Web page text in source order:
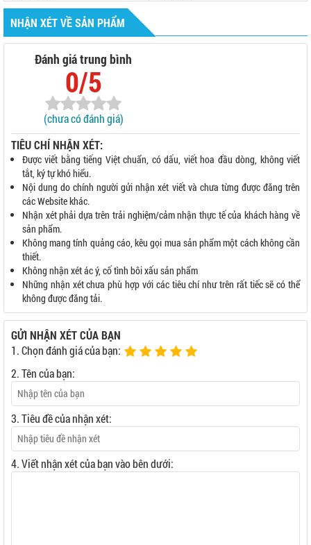
NHẬN XÉT VỀ SẢN PHẨM
Đánh giá trung bình
0/5
(chưa có đánh giá)
TIÊU CHÍ NHẬN XÉT:
Được viết bằng tiếng Việt chuẩn, có dấu, viết hoa đầu dòng, không viết
tắt, ký tự khó hiểu.
Nội dung do chính người gửi nhận xét viết và chưa từng được đăng trên
các Website khác.
Nhận xét phải dựa trên trải nghiệm/cảm nhận thực tế của khách hàng về
sản phẩm.
Không mang tính quảng cáo, kêu gọi mua sản phẩm một cách không cần
thiết.
Không nhận xét ác ý, cố tình bôi xấu sản phẩm
Những nhận xét chưa phù hợp với các tiêu chí như trên rất tiếc sẽ có thể
không được đăng tải.
GỬI NHẬN XÉT CỦA BẠN
1. Chọn đánh giá của bạn:
2. Tên của bạn:
3. Tiêu đề của nhận xét:
4. Viết nhận xét của bạn vào bên dưới: